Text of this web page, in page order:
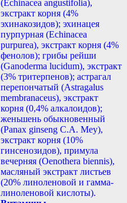
(Echinacea angustifolia),
экстракт корня (4%
эхинакозидов); эхинацея
пурпурная (Echinacea
purpurea), экстракт корня (4%
фенолов); грибы рейши
(Ganoderma lucidum), экстракт
(3% тритерпенов); астрагал
перепончатый (Astragalus
membranaceus), экстракт
корня (0,4% алкалоидов);
женьшень обыкновенный
(Panax ginseng С.А. Mey),
экстракт корня (10%
гинсенозидов), примула
вечерняя (Oenothera biennis),
масляный экстракт листьев
(20% линоленовой и гамма-
линоленовой кислоты).